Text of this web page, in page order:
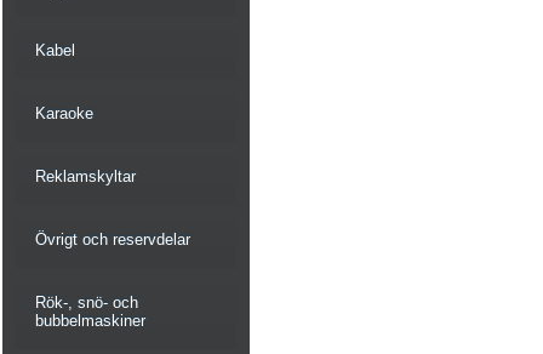
Kabel
Karaoke
Reklamskyltar
Övrigt och reservdelar
Rök-, snö- och
bubbelmaskiner